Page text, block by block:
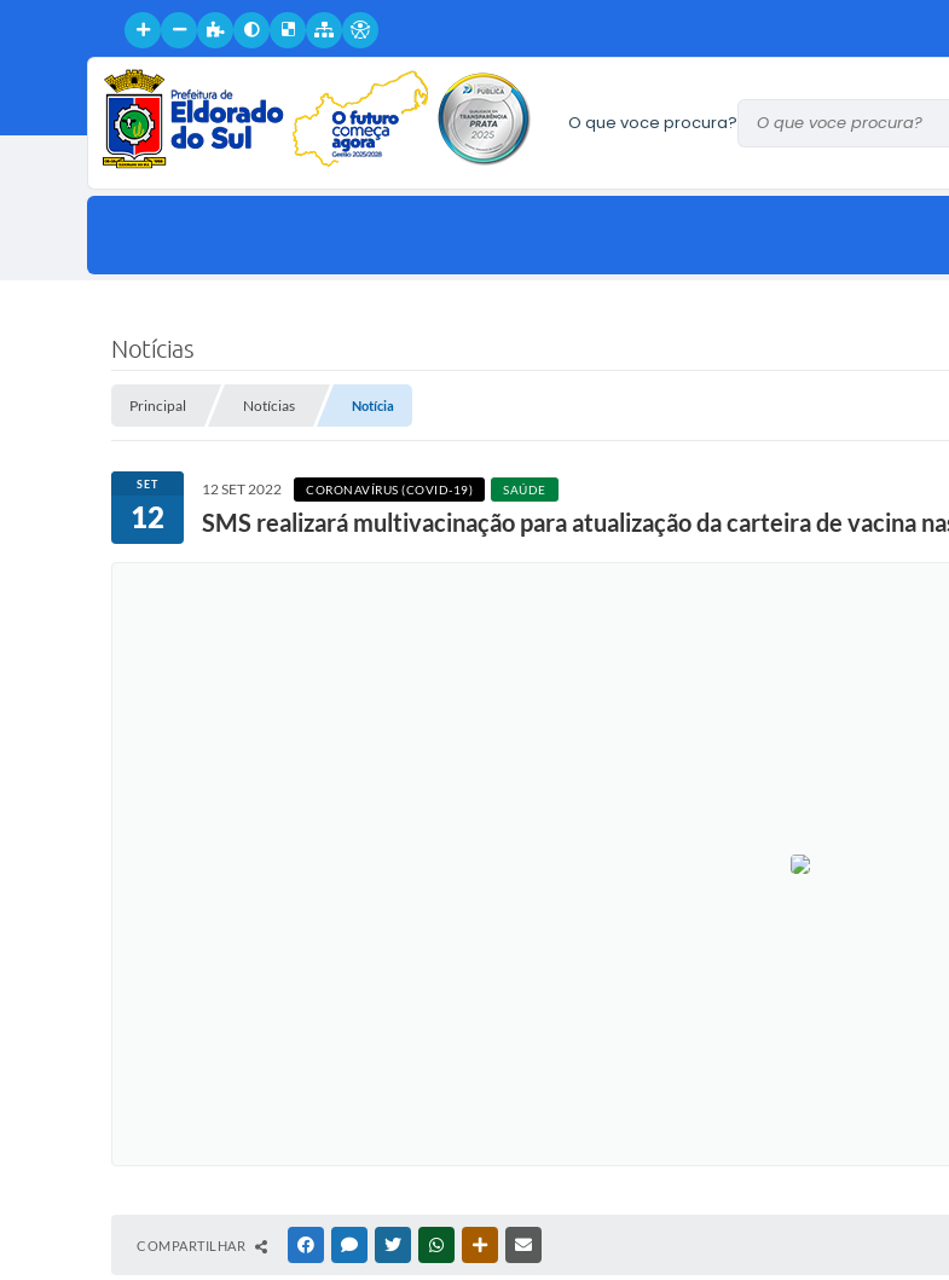
O que voce procura?
Notícias
Principal Notícias Notícia
SET
12
12 SET 2022 CORONAVÍRUS (COVID-19) SAÚDE
SMS realizará multivacinação para atualização da carteira de vacina
COMPARTILHAR FACEBOOKMESSENGER
TWITTERWHATSAPPOUTRAS MÍDIAS